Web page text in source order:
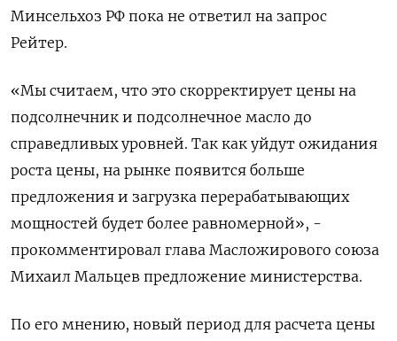
Минсельхоз РФ пока не ответил на запрос
Рейтер.
«Мы считаем, что это скорректирует цены на
подсолнечник и подсолнечное масло до
справедливых уровней. Так как уйдут ожидания
роста цены, на рынке появится больше
предложения и загрузка перерабатывающих
мощностей будет более равномерной», -
прокомментировал глава Масложирового союза
Михаил Мальцев предложение министерства.
По его мнению, новый период для расчета цены